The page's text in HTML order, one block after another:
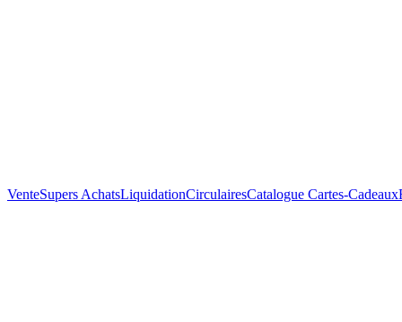
VenteSupers AchatsLiquidationCirculairesCatalogue Cartes-Cadeaux